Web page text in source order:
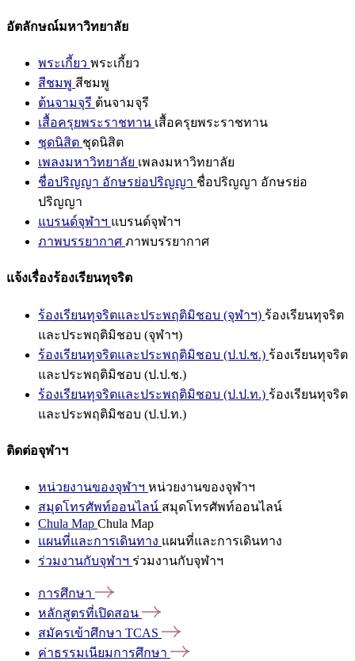
อัตลักษณ์มหาวิทยาลัย
พระเกี้ยว พระเกี้ยว
สีชมพู สีชมพู
ต้นจามจุรี ต้นจามจุรี
เสื้อครุยพระราชทาน เสื้อครุยพระราชทาน
ชุดนิสิต ชุดนิสิต
เพลงมหาวิทยาลัย เพลงมหาวิทยาลัย
ชื่อปริญญา อักษรย่อปริญญา ชื่อปริญญา อักษรย่อ
ปริญญา
แบรนด์จุฬาฯ แบรนด์จุฬาฯ
ภาพบรรยากาศ ภาพบรรยากาศ
แจ้งเรื่องร้องเรียนทุจริต
ร้องเรียนทุจริตและประพฤติมิชอบ (จุฬาฯ) ร้องเรียนทุจริต
และประพฤติมิชอบ (จุฬาฯ)
ร้องเรียนทุจริตและประพฤติมิชอบ (ป.ป.ช.) ร้องเรียนทุจริต
และประพฤติมิชอบ (ป.ป.ช.)
ร้องเรียนทุจริตและประพฤติมิชอบ (ป.ป.ท.) ร้องเรียนทุจริต
และประพฤติมิชอบ (ป.ป.ท.)
ติดต่อจุฬาฯ
หน่วยงานของจุฬาฯ หน่วยงานของจุฬาฯ
สมุดโทรศัพท์ออนไลน์ สมุดโทรศัพท์ออนไลน์
Chula Map Chula Map
แผนที่และการเดินทาง แผนที่และการเดินทาง
ร่วมงานกับจุฬาฯ ร่วมงานกับจุฬาฯ
การศึกษา
หลักสูตรที่เปิดสอน
สมัครเข้าศึกษา TCAS
ค่าธรรมเนียมการศึกษา